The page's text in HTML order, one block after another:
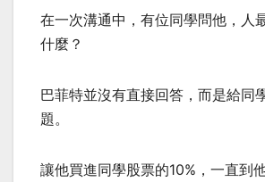
在一次溝通中，有位同學問他，人
什麼？
巴菲特並沒有直接回答，而是給同
題。
讓他買進同學股票的10%，一直到